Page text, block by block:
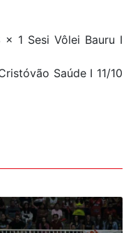
x 1 Sesi Vôlei Bauru I
Saúde I 11/10